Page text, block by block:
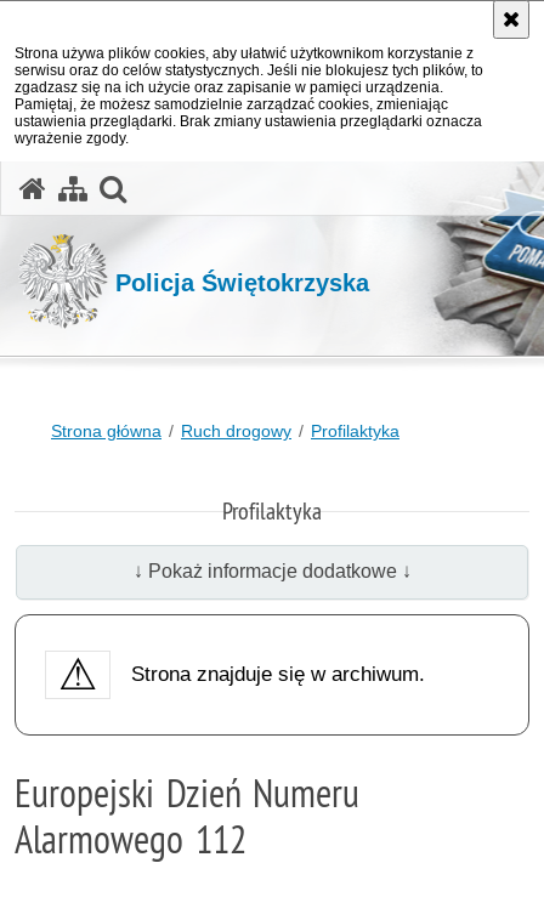
Strona używa plików cookies, aby ułatwić użytkownikom korzystanie z
serwisu oraz do celów statystycznych. Jeśli nie blokujesz tych plików, to
zgadzasz się na ich użycie oraz zapisanie w pamięci urządzenia.
Pamiętaj, że możesz samodzielnie zarządzać cookies, zmieniając
ustawienia przeglądarki. Brak zmiany ustawienia przeglądarki oznacza
wyrażenie zgody.
Policja Świętokrzyska
Strona główna Ruch drogowy Profilaktyka
Profilaktyka
↓ Pokaż informacje dodatkowe ↓
Strona znajduje się w archiwum.
Europejski Dzień Numeru
Alarmowego 112